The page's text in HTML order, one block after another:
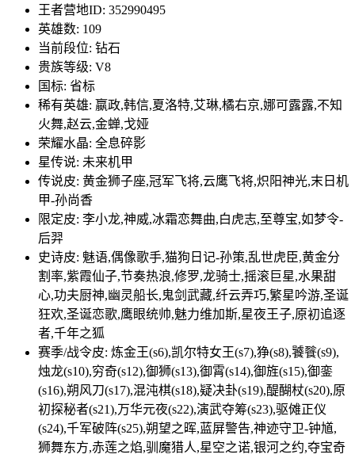
王者营地ID: 352990495
英雄数: 109
当前段位: 钻石
贵族等级: V8
国标: 省标
稀有英雄: 嬴政,韩信,夏洛特,艾琳,橘右京,娜可露露,不知
火舞,赵云,金蝉,戈娅
荣耀水晶: 全息碎影
星传说: 未来机甲
传说皮: 黄金狮子座,冠军飞将,云鹰飞将,炽阳神光,末日机
甲-孙尚香
限定皮: 李小龙,神威,冰霜恋舞曲,白虎志,至尊宝,如梦令-
后羿
史诗皮: 魅语,偶像歌手,猫狗日记-孙策,乱世虎臣,黄金分
割率,紫霞仙子,节奏热浪,修罗,龙骑士,摇滚巨星,水果甜
心,功夫厨神,幽灵船长,鬼剑武藏,纤云弄巧,繁星吟游,圣诞
狂欢,圣诞恋歌,鹰眼统帅,魅力维加斯,星夜王子,原初追逐
者,千年之狐
赛季/战令皮: 炼金王(s6),凯尔特女王(s7),狰(s8),饕餮(s9),
烛龙(s10),穷奇(s12),御狮(s13),御霄(s14),御旌(s15),御銮
(s16),朔风刀(s17),混沌棋(s18),疑决卦(s19),醍醐杖(s20),原
初探秘者(s21),万华元夜(s22),演武夺筹(s23),驱傩正仪
(s24),千军破阵(s25),朔望之晖,蓝屏警告,神迹守卫-钟馗,
狮舞东方,赤莲之焰,驯魔猎人,星空之诺,银河之约,夺宝奇